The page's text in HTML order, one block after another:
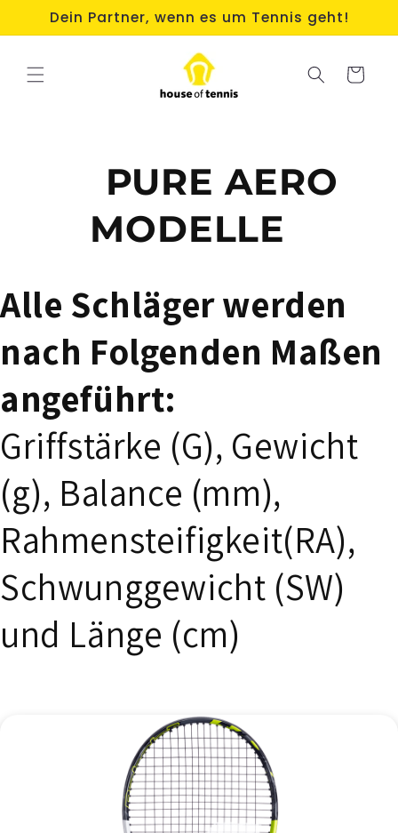
zum
Inhalt
Dein Partner, wenn es um Tennis geht!
Warenkorb
PURE AERO
MODELLE
Alle Schläger werden
nach Folgenden Maßen
angeführt:
Griffstärke (G), Gewicht
(g), Balance (mm),
Rahmensteifigkeit(RA),
Schwunggewicht (SW)
und Länge (cm)